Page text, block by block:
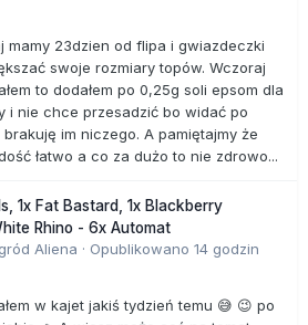
mamy 23dzien od flipa i gwiazdeczki
swoje rozmiary topów. Wczoraj
to dodałem po 0,25g soli epsom dla
i nie chce przesadzić bo widać po
im niczego. A pamiętajmy że
łatwo a co za dużo to nie zdrowo...
1x Fat Bastard, 1x Blackberry
Rhino - 6x Automat
Aliena · Opublikowano 14 godzin
w kajet jakiś tydzień temu 😅 😉 po